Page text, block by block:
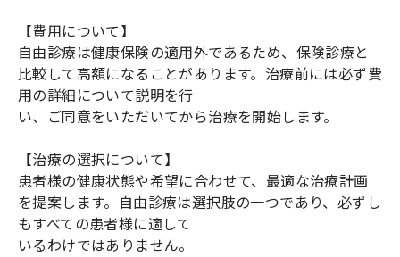
【費用について】
自由診療は健康保険の適用外であるため、保険診療と
比較して高額になることがあります。治療前には必ず費
用の詳細について説明を行
い、ご同意をいただいてから治療を開始します。
【治療の選択について】
患者様の健康状態や希望に合わせて、最適な治療計画
を提案します。自由診療は選択肢の一つであり、必ずし
もすべての患者様に適して
いるわけではありません。